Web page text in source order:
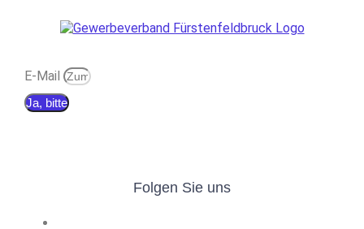
E-Mail
Ja, bitte
Folgen Sie uns